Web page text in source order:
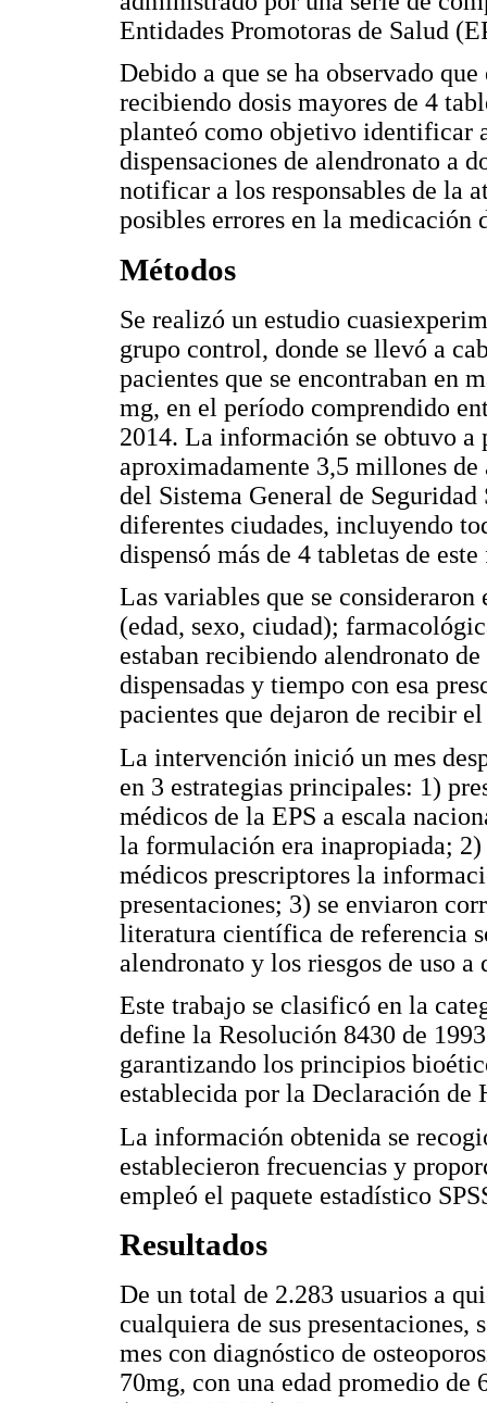
Entidades Promotoras de Salud
Debido a que se ha observado
recibiendo dosis mayores de 4
planteó como objetivo identificar
dispensaciones de alendronato a
notificar a los responsables de la
posibles errores en la medicación
Métodos
Se realizó un estudio
grupo control, donde se llevó a
pacientes que se encontraban en
mg, en el período comprendido
2014. La información se obtuvo a
aproximadamente 3,5 millones
del Sistema General de
diferentes ciudades, incluyendo
dispensó más de 4 tabletas de
Las variables que se
(edad, sexo, ciudad);
estaban recibiendo alendronato
dispensadas y tiempo con esa
pacientes que dejaron de recibir
La intervención inició un mes
en 3 estrategias principales: 1)
médicos de la EPS a escala
la formulación era inapropiada;
médicos prescriptores la
presentaciones; 3) se enviaron
literatura científica de referencia
alendronato y los riesgos de uso a
Este trabajo se clasificó en la
define la Resolución 8430 de
garantizando los principios
establecida por la Declaración de
La información obtenida se
establecieron frecuencias y
empleó el paquete estadístico
Resultados
De un total de 2.283 usuarios a
cualquiera de sus
mes con diagnóstico de
70mg, con una edad promedio